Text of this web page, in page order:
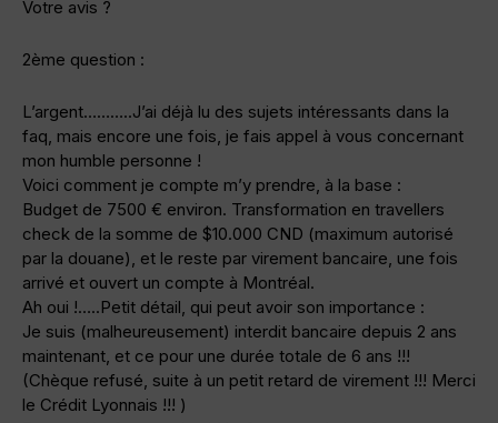
Votre avis ?
2ème question :
L’argent………..J’ai déjà lu des sujets intéressants dans la
faq, mais encore une fois, je fais appel à vous concernant
mon humble personne !
Voici comment je compte m’y prendre, à la base :
Budget de 7500 € environ. Transformation en travellers
check de la somme de $10.000 CND (maximum autorisé
par la douane), et le reste par virement bancaire, une fois
arrivé et ouvert un compte à Montréal.
Ah oui !…..Petit détail, qui peut avoir son importance :
Je suis (malheureusement) interdit bancaire depuis 2 ans
maintenant, et ce pour une durée totale de 6 ans !!!
(Chèque refusé, suite à un petit retard de virement !!! Merci
le Crédit Lyonnais !!! )